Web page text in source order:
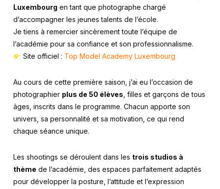
Luxembourg en tant que photographe chargé
d’accompagner les jeunes talents de l’école.
Je tiens à remercier sincèrement toute l’équipe de
l’académie pour sa confiance et son professionnalisme.
Site officiel : Top Model Academy Luxembourg
Au cours de cette première saison, j’ai eu l’occasion de
photographier plus de 50 élèves , filles et garçons de tous
âges, inscrits dans le programme. Chacun apporte son
univers, sa personnalité et sa motivation, ce qui rend
chaque séance unique.
Les shootings se déroulent dans les trois studios à
thème de l’académie, des espaces parfaitement adaptés
pour développer la posture, l’attitude et l’expression